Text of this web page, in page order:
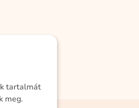
tartalmát
meg.